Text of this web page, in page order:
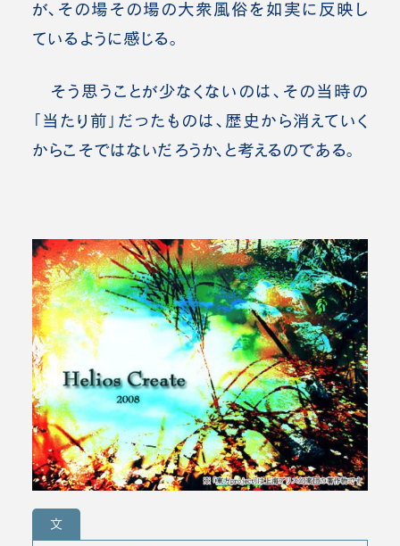
が、その場その場の大衆風俗を如実に反映し
ているように感じる。
そう思うことが少なくないのは、その当時の
「当たり前」だったものは、歴史から消えていく
からこそではないだろうか、と考えるのである。
文